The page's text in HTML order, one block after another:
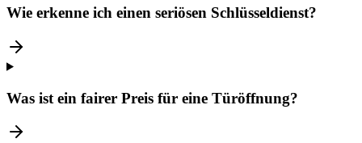
Wie erkenne ich einen seriösen Schlüsseldienst?
Was ist ein fairer Preis für eine Türöffnung?